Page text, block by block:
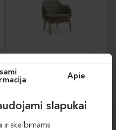
NOTI-MANTA Apie
slapukai
ir skelbimams